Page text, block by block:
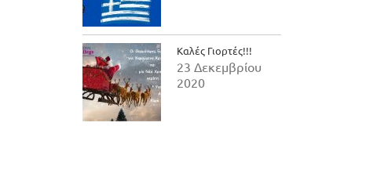
Καλές Γιορτές!!!
23 Δεκεμβρίου
2020